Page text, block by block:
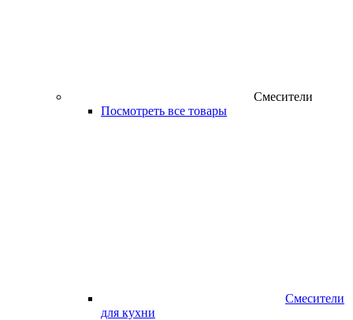
Смесители
Посмотреть все товары
Смесители
для кухни